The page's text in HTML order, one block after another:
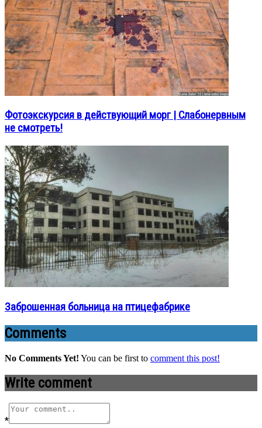
Фотоэкскурсия в действующий морг | Слабонервным
не смотреть!
Заброшенная больница на птицефабрике
Comments
No Comments Yet! You can be first to comment this post!
Write comment
*